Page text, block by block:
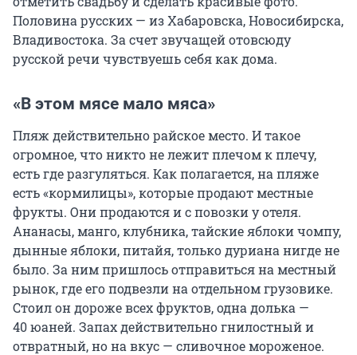
Половина русских — из Хабаровска, Новосибирска,
Владивостока. За счет звучащей отовсюду
русской речи чувствуешь себя как дома.
«В этом мясе мало мяса»
Пляж действительно райское место. И такое
огромное, что никто не лежит плечом к плечу,
есть где разгуляться. Как полагается, на пляже
есть «кормилицы», которые продают местные
фрукты. Они продаются и с повозки у отеля.
Ананасы, манго, клубника, тайские яблоки чомпу,
дынные яблоки, питайя, только дуриана нигде не
было. За ним пришлось отправиться на местный
рынок, где его подвезли на отдельном грузовике.
Стоил он дороже всех фруктов, одна долька —
40 юаней. Запах действительно гнилостный и
отвратный, но на вкус — сливочное мороженое.